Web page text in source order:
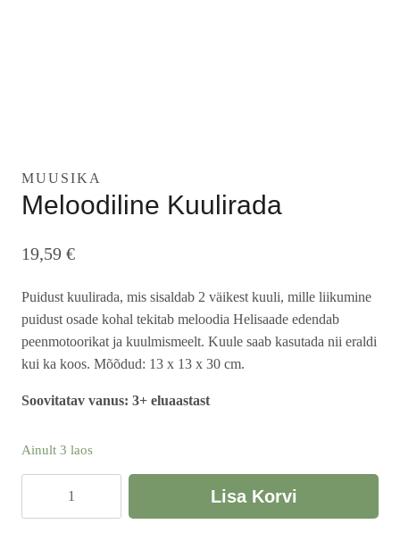
MUUSIKA
Meloodiline Kuulirada
19,59 €
Puidust kuulirada, mis sisaldab 2 väikest kuuli, mille liikumine
puidust osade kohal tekitab meloodia Helisaade edendab
peenmotoorikat ja kuulmismeelt. Kuule saab kasutada nii eraldi
kui ka koos. Mõõdud: 13 x 13 x 30 cm.
Soovitatav vanus: 3+ eluaastast
Ainult 3 laos
Lisa Korvi